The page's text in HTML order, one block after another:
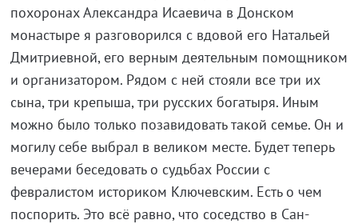
похоронах Александра Исаевича в Донском
монастыре я разговорился с вдовой его Натальей
Дмитриевной, его верным деятельным помощником
и организатором. Рядом с ней стояли все три их
сына, три крепыша, три русских богатыря. Иным
можно было только позавидовать такой семье. Он и
могилу себе выбрал в великом месте. Будет теперь
вечерами беседовать о судьбах России с
февралистом историком Ключевским. Есть о чем
поспорить. Это всё равно, что соседство в Сан-